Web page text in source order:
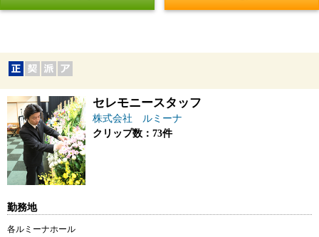
セレモニースタッフ
株式会社 ルミーナ
クリップ数：73件
勤務地
各ルミーナホール